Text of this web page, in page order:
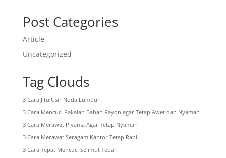
Post Categories
Article
Uncategorized
Tag Clouds
3 Cara Jitu Usir Noda Lumpur
3 Cara Mencuci Pakaian Bahan Rayon agar Tetap Awet dan Nyaman
3 Cara Merawat Piyama Agar Tetap Nyaman
3 Cara Merawat Seragam Kantor Tetap Rapi
3 Cara Tepat Mencuci Selimut Tebal